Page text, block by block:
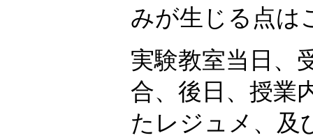
みが生じる点は
実験教室当日、
合、後日、授業
たレジュメ、及